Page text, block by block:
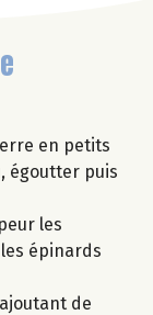
en petits
égoutter puis
les
épinards
de